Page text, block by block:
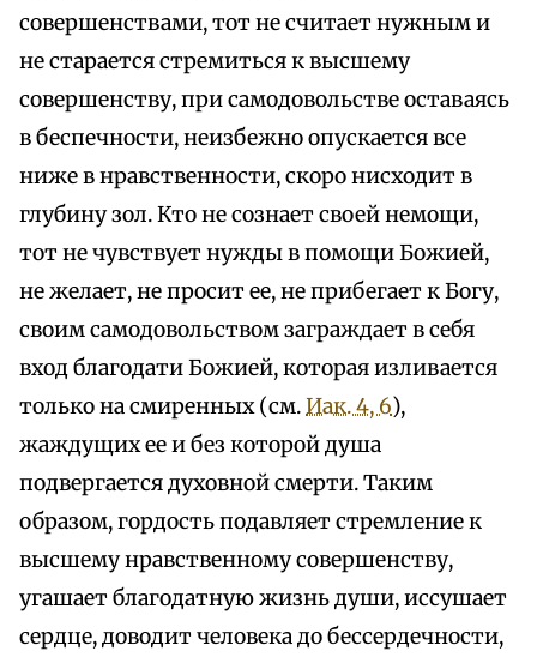
совершенствами, тот не считает нужным и
не старается стремиться к высшему
совершенству, при самодовольстве оставаясь
в беспечности, неизбежно опускается все
ниже в нравственности, скоро нисходит в
глубину зол. Кто не сознает своей немощи,
тот не чувствует нужды в помощи Божией,
не желает, не просит ее, не прибегает к Богу,
своим самодовольством заграждает в себя
вход благодати Божией, которая изливается
только на смиренных (см.Иак. 4, 6),
жаждущих ее и без которой душа
подвергается духовной смерти. Таким
образом, гордость подавляет стремление к
высшему нравственному совершенству,
угашает благодатную жизнь души, иссушает
сердце, доводит человека до бессердечности,